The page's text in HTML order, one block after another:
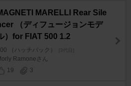
MARELLI Rear Sile
（ディフュージョンモデ
）for FIAT 500 1.2
（ハッチバック） [3代目]
Ramoneさん
19
3